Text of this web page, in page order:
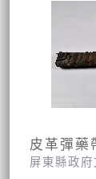
皮革彈藥
屏東縣政府